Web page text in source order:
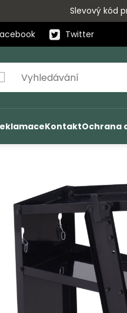
Slevový kód
Twitter
KontaktOchrana